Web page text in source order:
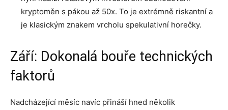
kryptoměn s pákou až 50x. To je extrémně riskantní a
je klasickým znakem vrcholu spekulativní horečky.
Září: Dokonalá bouře technických
faktorů
Nadcházející měsíc navíc přináší hned několik